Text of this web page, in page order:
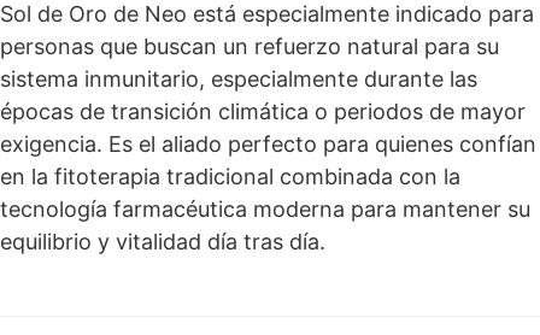
Sol de Oro de Neo está especialmente indicado para
personas que buscan un refuerzo natural para su
sistema inmunitario, especialmente durante las
épocas de transición climática o periodos de mayor
exigencia. Es el aliado perfecto para quienes confían
en la fitoterapia tradicional combinada con la
tecnología farmacéutica moderna para mantener su
equilibrio y vitalidad día tras día.